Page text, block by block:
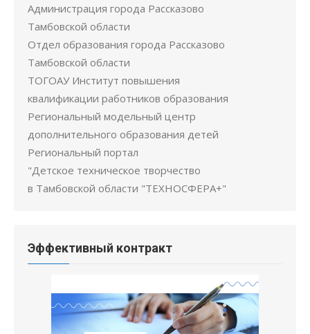
Администрация города Рассказово
Тамбовской области
Отдел образования города Рассказово
Тамбовской области
ТОГОАУ Институт повышения
квалификации работников образования
Региональный модельный центр
дополнительного образования детей
Региональный портал
"Детское техническое творчество
в Тамбовской области "ТЕХНОСФЕРА+"
Эффективный контракт